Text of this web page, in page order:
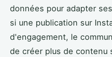
données pour adapter
si une publication sur
d'engagement, le
de créer plus de contenu